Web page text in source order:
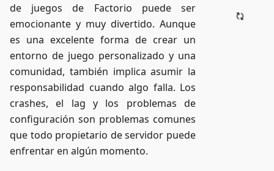
de juegos de Factorio puede ser
emocionante y muy divertido. Aunque
es una excelente forma de crear un
entorno de juego personalizado y una
comunidad, también implica asumir la
responsabilidad cuando algo falla. Los
crashes, el lag y los problemas de
configuración son problemas comunes
que todo propietario de servidor puede
enfrentar en algún momento.